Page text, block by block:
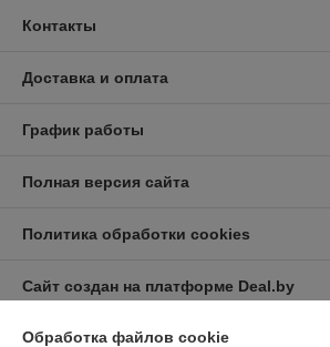
Контакты
Доставка и оплата
График работы
Полная версия сайта
Политика обработки cookies
Сайт создан на платформе Deal.by
Обработка файлов cookie